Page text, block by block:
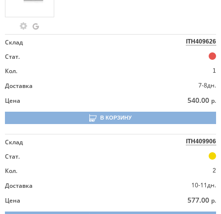
Склад ITH409626
Стат.
Кол.
1
Доставка
7-8дн.
Цена
540.00 р.
В КОРЗИНУ
Склад ITH409906
Стат.
Кол.
2
Доставка
10-11дн.
Цена
577.00 р.